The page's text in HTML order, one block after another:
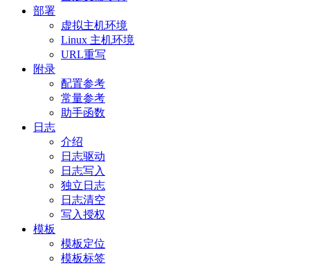
部署
虚拟主机环境
Linux 主机环境
URL重写
附录
配置参考
常量参考
助手函数
日志
介绍
日志驱动
日志写入
独立日志
日志清空
写入授权
模板
模板定位
模板标签